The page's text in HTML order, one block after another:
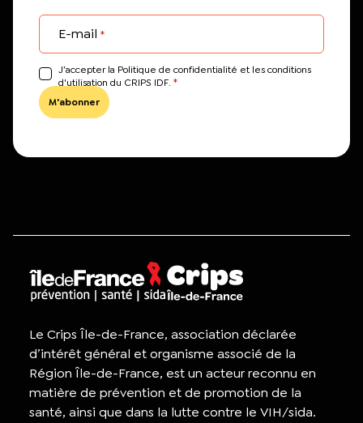
E-mail *
J’accepter la Politique de confidentialité et les conditions
d'utilisation du CRIPS IDF. *
Le Crips Île-de-France, association déclarée
d’intérêt général et organisme associé de la
Région Île-de-France, est un acteur reconnu en
matière de prévention et de promotion de la
santé, ainsi que dans la lutte contre le VIH/sida.